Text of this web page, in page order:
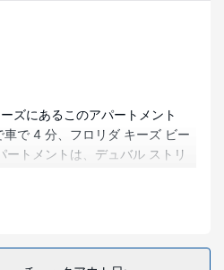
ズにあるこのアパートメント
で 4 分、フロリダ キーズ ビー
トメントは、デュバル ストリ
す。
過ごしいただけます。